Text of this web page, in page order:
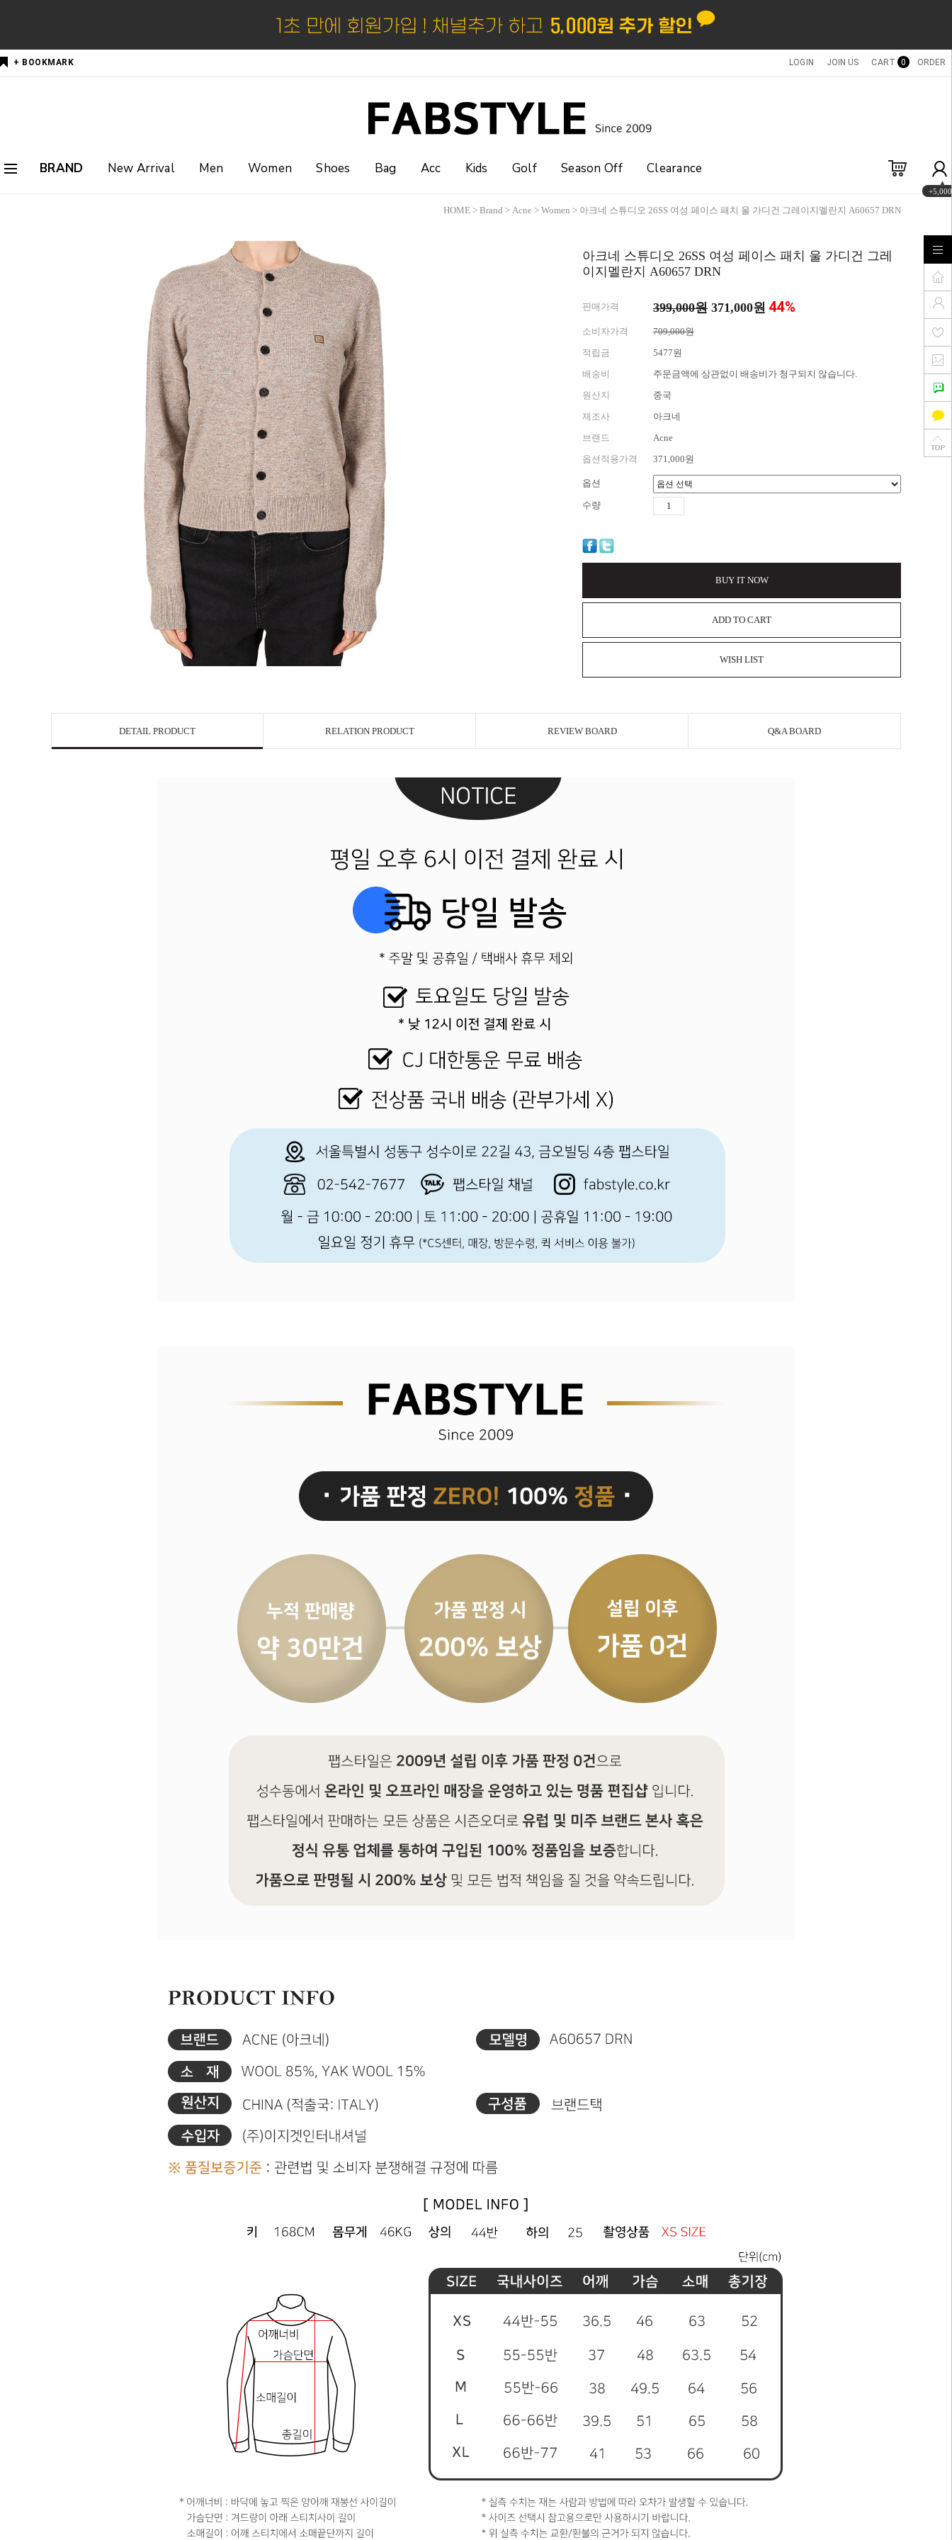
+ BOOKMARK LOGIN JOIN US CART 0 ORDER
BRAND New Arrival Men Women Shoes Bag Acc Kids Golf Season Off Clearance
HOME > Brand > Acne > Women > 아크네 스튜디오 26SS 여성 페이스 패치 울 가디건 그레이지멜란지 A60657 DRN
아크네 스튜디오 26SS 여성 페이스 패치 울 가디건 그레
이지멜란지 A60657 DRN
판매가격 399,000원 371,000원 44%
소비자가격
709,000원
적립금
5477원
배송비
주문금액에 상관없이 배송비가 청구되지 않습니다.
원산지
중국
제조사
아크네
브랜드
Acne
옵션적용가격
371,000원
옵션
수량
BUY IT NOW
ADD TO CART
WISH LIST
DETAIL PRODUCT RELATION PRODUCT REVIEW BOARD Q&A BOARD